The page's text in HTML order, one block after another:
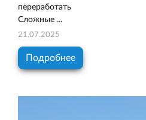
переработать
Сложные ...
21.07.2025
Подробнее